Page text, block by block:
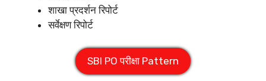
शाखा प्रदर्शन रिपोर्ट
सर्वेक्षण रिपोर्ट
SBI PO परीक्षा Pattern